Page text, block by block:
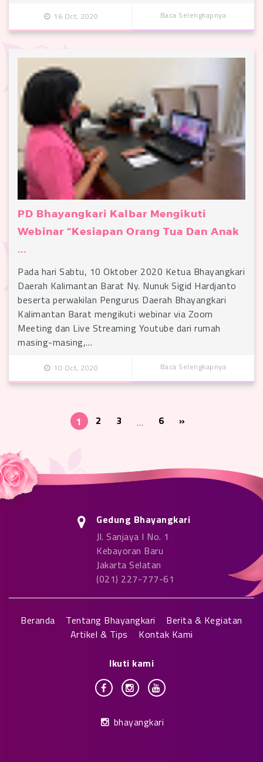
16 Oct, 2020 Baca Selengkapnya
PD Bhayangkari Kalbar Mengikuti
Webinar “Kesiapan Orang Tua Dan Anak
...
Pada hari Sabtu, 10 Oktober 2020 Ketua Bhayangkari
Daerah Kalimantan Barat Ny. Nunuk Sigid Hardjanto
beserta perwakilan Pengurus Daerah Bhayangkari
Kalimantan Barat mengikuti webinar via Zoom
Meeting dan Live Streaming Youtube dari rumah
masing-masing,…
10 Oct, 2020 Baca Selengkapnya
1 2 3 … 6 »
Gedung Bhayangkari
Jl. Sanjaya I No. 1
Kebayoran Baru
Jakarta Selatan
(021) 227-777-61
Beranda Tentang Bhayangkari
Berita & Kegiatan
Artikel & Tips
Kontak Kami
bhayangkari
Ikuti kami